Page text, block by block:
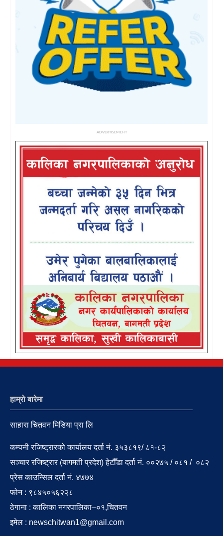
ADVERTISEMENT
हाम्रो बारेमा
साहारा चितवन मिडिया प्रा लि
कम्पनी रजिष्ट्रारको कार्यालय दर्ता नं. ३५३८१९/ ८१-८२
सञ्चार रजिष्ट्रार (बागमती प्रदेश) हेटौँडा दर्ता नं. ००२७५ / ०८१ / ०८२
प्रेस काउन्सिल दर्ता नं. ४७७४
फोन : ९८४५०५६२२८
ठेगाना : कालिका नगरपालिका–०१,चितवन
इमेल : newschitwan1@gmail.com